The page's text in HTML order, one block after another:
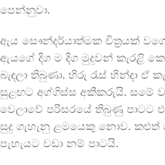
පෙන්නුවා.
ඇය සෞන්දර්යාත්මක චිත්‍රයක්
ඇයගේ දිග ම දිග මුදුවන් කැරළි
බැඳලා තිබුණා. හිරු රැස් හින්දා ඒ
සුළඟට අග්ගිස්ස අකීකරුයි. සමේ
වෙලාවේ පරිසරයේ තිබුණු පාටට
සුදු ගැහැනු ළමයෙකු නොව.
පැහැයට වඩා නම් පාටයි.